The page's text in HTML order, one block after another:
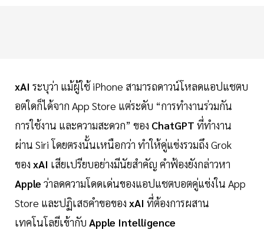
xAI ระบุว่า แม้ผู้ใช้ iPhone สามารถดาวน์โหลดแอปแชตบ
อตใดก็ได้จาก App Store แต่ระดับ “การทำงานร่วมกัน
การใช้งาน และความสะดวก” ของ ChatGPT ที่ทำงาน
ผ่าน Siri โดยตรงนั้นเหนือกว่า ทำให้คู่แข่งรวมถึง Grok
ของ xAI เสียเปรียบอย่างมีนัยสำคัญ คำฟ้องยังกล่าวหา
Apple ว่าลดความโดดเด่นของแอปแชตบอตคู่แข่งใน App
Store และปฏิเสธคำขอของ xAI ที่ต้องการผสาน
เทคโนโลยีเข้ากับ Apple Intelligence